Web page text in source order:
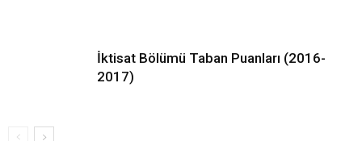
İktisat Bölümü Taban Puanları (2016-
2017)